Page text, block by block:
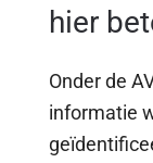
hier
Onder de
informatie